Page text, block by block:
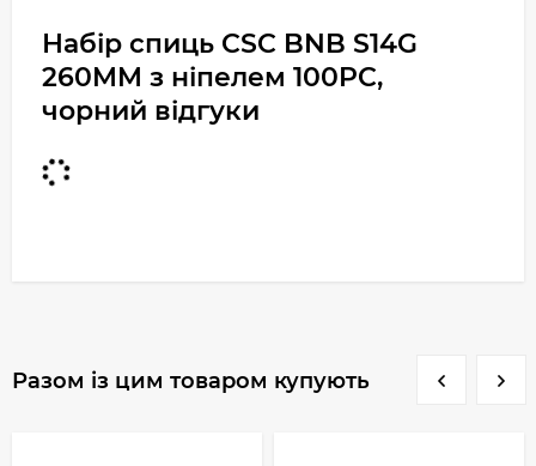
Набір спиць CSC BNB S14G
260MM з ніпелем 100PC,
чорний відгуки
Разом із цим товаром купують